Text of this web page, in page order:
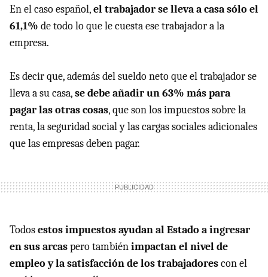
En el caso español,el trabajador se lleva a casa sólo el
61,1% de todo lo que le cuesta ese trabajador a la
empresa.
Es decir que, además del sueldo neto que el trabajador se
lleva a su casa,se debe añadir un 63% más para
pagar las otras cosas, que son los impuestos sobre la
renta, la seguridad social y las cargas sociales adicionales
que las empresas deben pagar.
Todosestos impuestos ayudan al Estado a ingresar
en sus arcaspero tambiénimpactan el nivel de
empleo y la satisfacción de los trabajadorescon el